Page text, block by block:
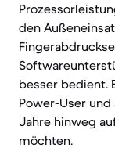
den
besser bedient.
Power-User
Jahre hinweg
möchten.